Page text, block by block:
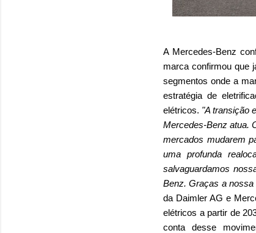
A Mercedes-Benz
marca confirmou que
segmentos onde a
estratégia de
elétricos. "A transição
Mercedes-Benz atua.
mercados mudarem
uma profunda
salvaguardamos
Benz. Graças a nossa
da Daimler AG e
elétricos a partir de
conta desse